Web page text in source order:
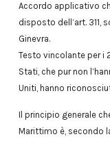
Accordo applicativo
disposto dell’art. 311,
Ginevra.
Testo vincolante per i
Stati, che pur non
Uniti, hanno
Il principio generale
Marittimo è, secondo